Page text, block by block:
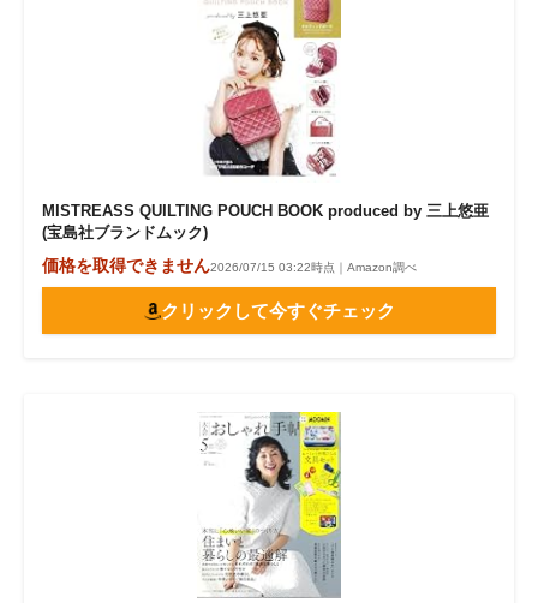
MISTREASS QUILTING POUCH BOOK produced by 三上悠亜
(宝島社ブランドムック)
価格を取得できません2026/07/15 03:22時点｜Amazon調べ
クリックして今すぐチェック